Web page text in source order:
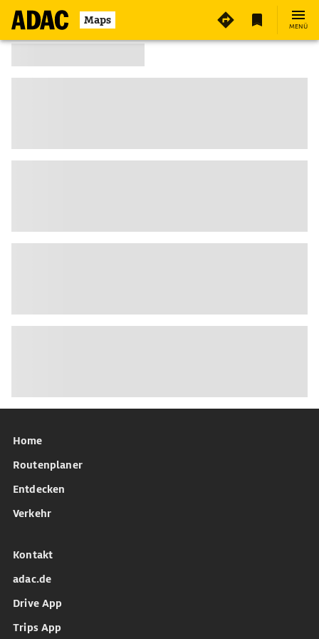
Maps MENÜ
Home
Routenplaner
Entdecken
Verkehr
Kontakt
adac.de
Drive App
Trips App